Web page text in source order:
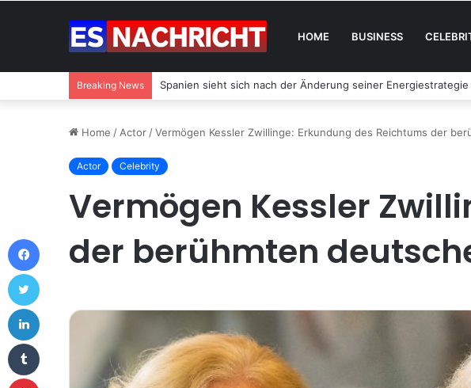
HOME BUSINESS
Breaking News Pepernoten: Der Snack-Trend aus Holland erobert Deutschland
Home / Actor /Vermögen Kessler Zwillinge: Erkundung des Reichtums der
Actor Celebrity
Vermögen Kessler
der berühmten
Facebook
LinkedIn